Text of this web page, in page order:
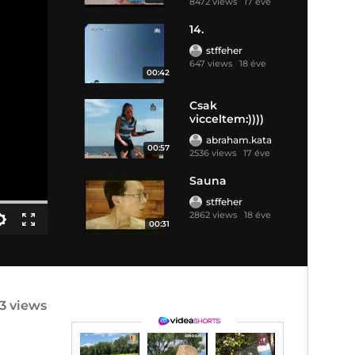
00:42
14.
stffeher
647 views 18 éve
00:57
Csak
vicceltem:))))
abraham.kata
2536 views 17 éve
00:31
Sauna
stffeher
2862 views 18 éve
views